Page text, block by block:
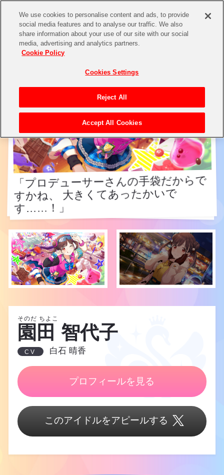
アイドル検索
「プロデューサーさんの手袋だからで
すかね、 大きくてあったかいで
す……！」
「プロデューサーさんの手袋だからで
すかね、 大きくてあったかいで
す……！」
そのだ ちよこ
園田 智代子
CV 白石 晴香
プロフィールを見る
このアイドルをアピールする
We use cookies to personalise content and ads, to provide
social media features and to analyse our traffic. We also
share information about your use of our site with our social
media, advertising and analytics partners.
Cookie Policy
Cookies Settings
Reject All
Accept All Cookies